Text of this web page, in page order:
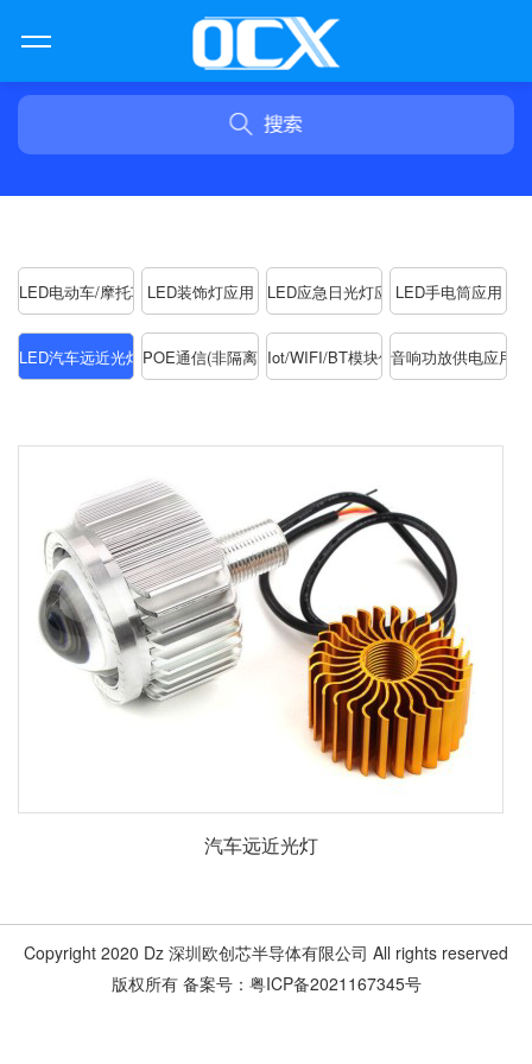
LED电动车/摩托车大灯应用
LED装饰灯应用 LED应急日光灯应用LED手电筒应用
LED汽车远近光灯应用POE通信(非隔离)电源应用Iot/WIFI/BT模块供电应用音响功放供电应用
汽车远近光灯
Copyright 2020 Dz 深圳欧创芯半导体有限公司 All rights reserved
版权所有 备案号：粤ICP备2021167345号